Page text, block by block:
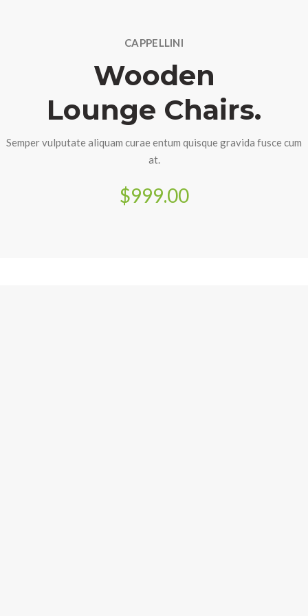
CAPPELLINI
Wooden
Lounge Chairs.
Semper vulputate aliquam curae entum quisque gravida fusce cum
at.
$999.00